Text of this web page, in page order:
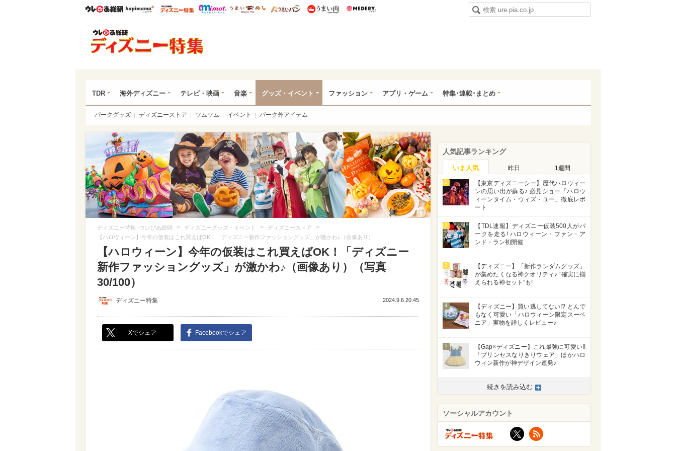
ウレぴあ総研ハピママ* ウレぴあ総研 ディズニー特集
mimot. うまいめし うまいパン うまい肉
TDR 海外ディズニー テレビ・映画 音楽 グッズ・イベント ファッション アプリ・ゲーム 特集･連載･まとめ
パークグッズ ディズニーストア ツムツム イベント パーク外アイテム
ディズニー特集 -ウレぴあ総研 > ディズニーグッズ・イベント > ディズニーストア >
【ハロウィーン】今年の仮装はこれ買えばOK！「ディズニー新作ファッショングッズ」が激かわ♪（画像あり）
【ハロウィーン】今年の仮装はこれ買えばOK！「ディズニー
新作ファッショングッズ」が激かわ♪（画像あり）（写真
30/100）
ディズニー特集 2024.9.6 20:45
Xでシェア Facebookでシェア
人気記事ランキング
いま人気 昨日 1週間
1
【東京ディズニーシー】歴代ハロウィー
ンの思い出が蘇る♪ 必見ショー「ハロウ
ィーンタイム・ウィズ・ユー」徹底レポ
ート
2
【TDL速報】ディズニー仮装500人がパ
ークを走る! ハロウィーン・ファン・ア
ンド・ラン初開催
3
【ディズニー】「新作ランダムグッズ」
が集めたくなる神クオリティ♪ “確実に揃
えられる神セット”も!
4
【ディズニー】買い逃してない!? とんで
もなく可愛い「ハロウィーン限定スーベ
ニア」実物を詳しくレビュー♪
5
【Gap×ディズニー】これ最強に可愛い!!
「プリンセスなりきりウェア」ほかハロ
ウィン新作が神デザイン連発♪
続きを読み込む
ソーシャルアカウント
X